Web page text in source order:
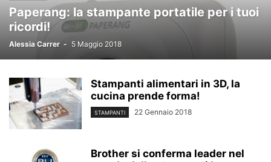
Paperang: la stampante portatile per i tuoi
ricordi!
Alessia Carrer - 5 Maggio 2018
Stampanti alimentari in 3D, la
cucina prende forma!
STAMPANTI 22 Gennaio 2018
Brother si conferma leader nel